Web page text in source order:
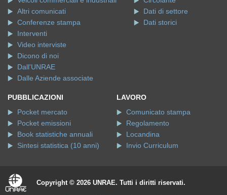
Altri comunicati
Conferenze stampa
Interventi
Video interviste
Dicono di noi
Dall'UNRAE
Dalle Aziende associate
Dati di settore
Dati storici
Pocket emissioni
Book statistiche annuali
Sintesi statistica (10 anni)
Regolamento
Locandina
Invio Curriculum